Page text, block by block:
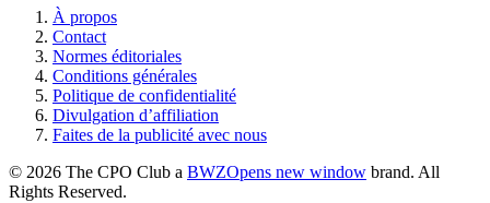
À propos
Contact
Normes éditoriales
Conditions générales
Politique de confidentialité
Divulgation d’affiliation
Faites de la publicité avec nous
© 2026 The CPO Club a BWZOpens new window brand. All
Rights Reserved.